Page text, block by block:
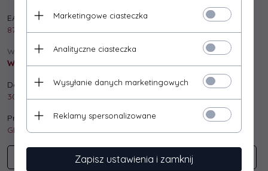
EAN:
8716309074759
Wysyłka:
Wysyłka gratis!
Dostępna ilość:
30 szt.
Producent:
GEMBIRD
GEMBIRD
Marketingowe ciasteczka
Analityczne ciasteczka
Wysyłanie danych marketingowych
Reklamy spersonalizowane
Zapisz ustawienia i zamknij